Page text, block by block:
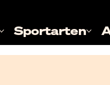
Sportarten